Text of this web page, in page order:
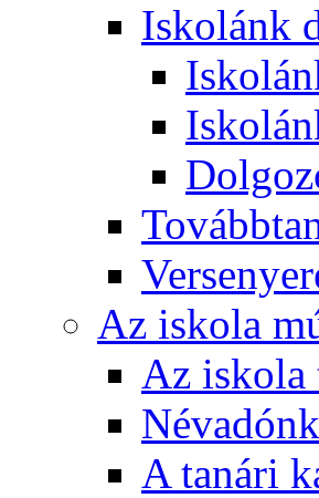
Iskolánk
Az iskola
Az iskola
A tanári